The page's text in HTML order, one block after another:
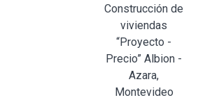
Construcción de
viviendas
“Proyecto -
Precio” Albion -
Azara,
Montevideo